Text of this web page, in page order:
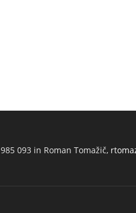
093 in Roman Tomažič,